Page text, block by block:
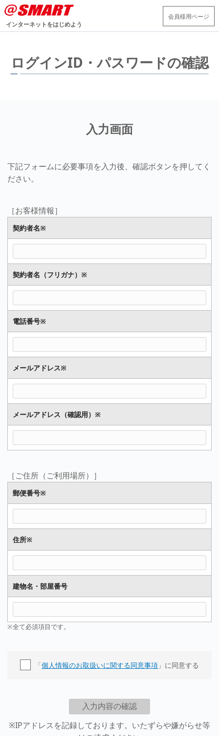
インターネットをはじめよう
会員様用ページ
ログインID・パスワードの確認
入力画面
下記フォームに必要事項を入力後、確認ボタンを押してく
ださい。
［お客様情報］
契約者名※
契約者名（フリガナ） ※
電話番号※
メールアドレス※
メールアドレス（確認用） ※
［ご住所（ご利用場所）］
郵便番号※
住所※
建物名・部屋番号
※全て必須項目です。
「個人情報のお取扱いに関する同意事項 」に同意する
※IPアドレスを記録しております。いたずらや嫌がらせ等